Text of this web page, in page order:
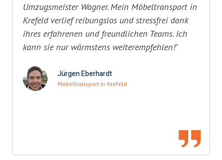
Umzugsmeister Wagner. Mein Möbeltransport in
Krefeld verlief reibungslos und stressfrei dank
ihres erfahrenen und freundlichen Teams. Ich
kann sie nur wärmstens weiterempfehlen!"
Jürgen Eberhardt
Möbeltransport in Krefeld